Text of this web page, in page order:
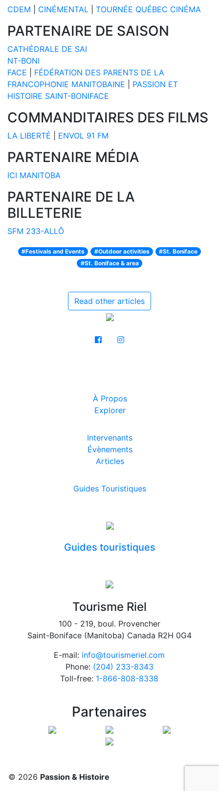
CDEM CINÉMENTAL TOURNÉE QUÉBEC CINÉMA
PARTENAIRE DE SAISON
CATHÉDRALE DE SAI
NT-BONI
FACE
FÉDÉRATION DES PARENTS DE LA
FRANCOPHONIE MANITOBAINE
PASSION ET
HISTOIRE SAINT-BONIFACE
COMMANDITAIRES DES FILMS
LA LIBERTÉ ENVOL 91 FM
PARTENAIRE MÉDIA
ICI MANITOBA
PARTENAIRE DE LA
BILLETERIE
SFM 233-ALLÔ
#Festivals and Events #Outdoor activities
#St. Boniface
#St. Boniface & area
Read other articles
À Propos
Explorer
Intervenants
Évènements
Articles
Guides Touristiques
Guides touristiques
Tourisme Riel
100 - 219, boul. Provencher
Saint-Boniface (Manitoba) Canada R2H 0G4
E-mail: info@tourismeriel.com
Phone: (204) 233-8343
Toll-free: 1-866-808-8338
Partenaires
© 2026 Passion & Histoire